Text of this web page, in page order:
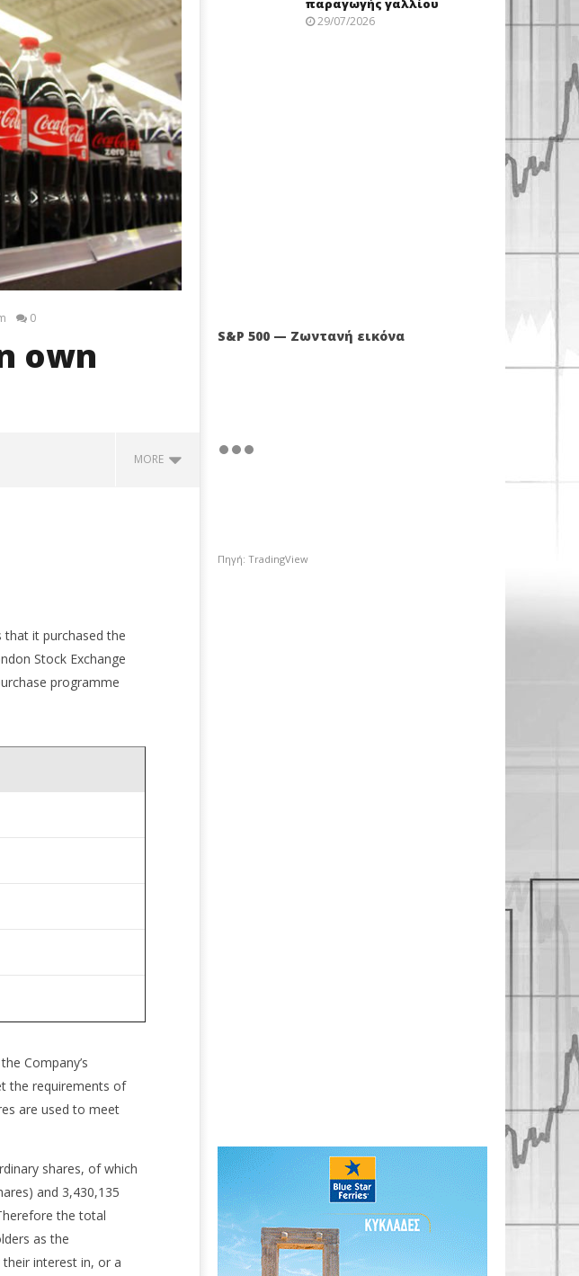
0
own
MORE
0,25%, στις 2.615 μον.
that it purchased the
Stock Exchange
programme
Company’s
the requirements of
are used to meet
shares, of which
and 3,430,135
the total
as the
interest in, or a
παραγωγής γαλλίου
29/07/2026
S&P 500 — Ζωντανή εικόνα
Πηγή: TradingView